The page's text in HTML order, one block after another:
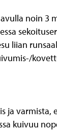
noin 3
liian
ja
kuivuu